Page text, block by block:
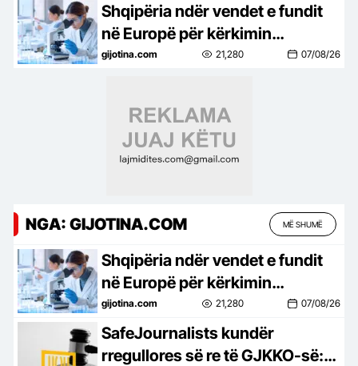
Shqipëria ndër vendet e fundit
në Europë për kërkimin
shkencor
gijotina.com 21,280 07/08/26
NGA: GIJOTINA.COM MË SHUMË
Shqipëria ndër vendet e fundit
në Europë për kërkimin
shkencor
gijotina.com 21,280 07/08/26
SafeJournalists kundër
rregullores së re të GJKKO-së: